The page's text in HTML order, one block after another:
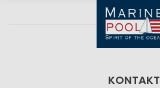
KONTAKT